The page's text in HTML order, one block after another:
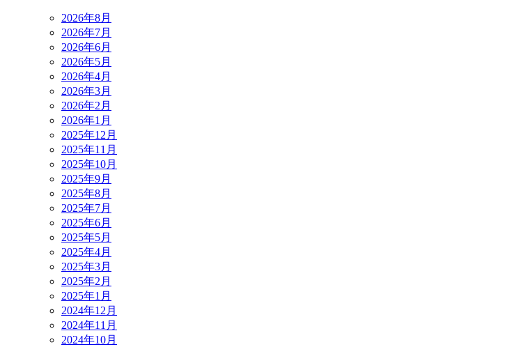
2026年8月
2026年7月
2026年6月
2026年5月
2026年4月
2026年3月
2026年2月
2026年1月
2025年12月
2025年11月
2025年10月
2025年9月
2025年8月
2025年7月
2025年6月
2025年5月
2025年4月
2025年3月
2025年2月
2025年1月
2024年12月
2024年11月
2024年10月